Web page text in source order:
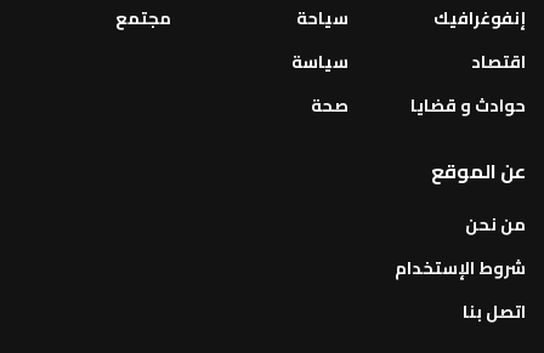
إنفوغرافيك
اقتصاد
حوادث و قضايا
سياحة
سياسة
صحة
مجتمع
عن الموقع
من نحن
شروط الإستخدام
اتصل بنا